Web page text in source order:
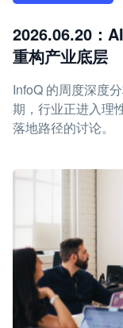
2026.06.20：
重构产业底层
InfoQ 的周度深度
期，行业正进入理
落地路径的讨论。